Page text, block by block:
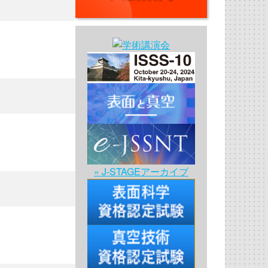
» J-STAGEアーカイブ